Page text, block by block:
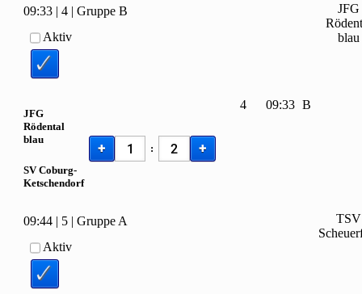
09:33 | 4 | Gruppe B
Aktiv
JFG
Rödental
blau
SV Coburg-
Ketschendorf
+ : +
4 09:33 B
JFG
blau
09:44 | 5 | Gruppe A
Aktiv
TSV